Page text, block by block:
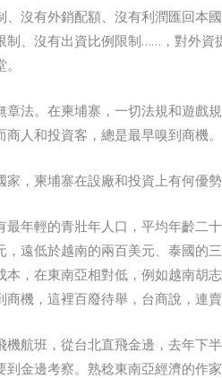
、沒有外銷配額、沒有利潤匯回本
制、沒有出資比例限制……，對外資
章法。在柬埔寨，一切法規和遊戲
人和投資客，總是最早嗅到商機。
家，柬埔寨在設廠和投資上有何優勢
最年輕的青壯年人口，平均年齡二
，遠低於越南的兩百美元、泰國的
，在東南亞相對低，例如越南胡
機，這裡百廢待舉，台商說，連賣
機航班，從台北直飛金邊，去年下
到金邊考察。熟稔東南亞經濟的作